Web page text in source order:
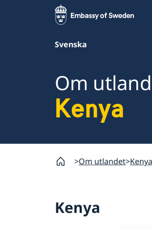
Svenska
Om
Kenya
Om utlandet Kenya
Kenya